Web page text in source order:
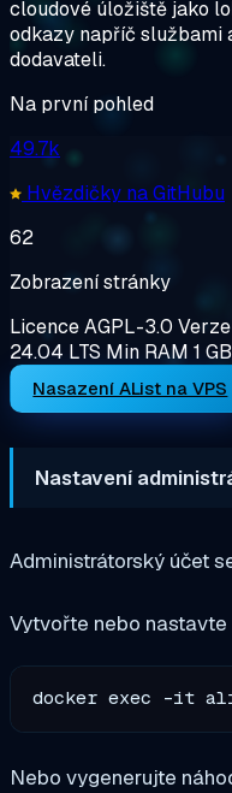
cloudové úložiště jako
odkazy napříč službami
dodavateli.
Na první pohled
49.7k
Hvězdičky na GitHubu
62
Zobrazení stránky
LicenceAGPL-3.0 Verze
24.04 LTS Min RAM 1 GB
Nasazení AList na VPS
Nastavení
Administrátorský účet
Vytvořte nebo
Nebo vygenerujte